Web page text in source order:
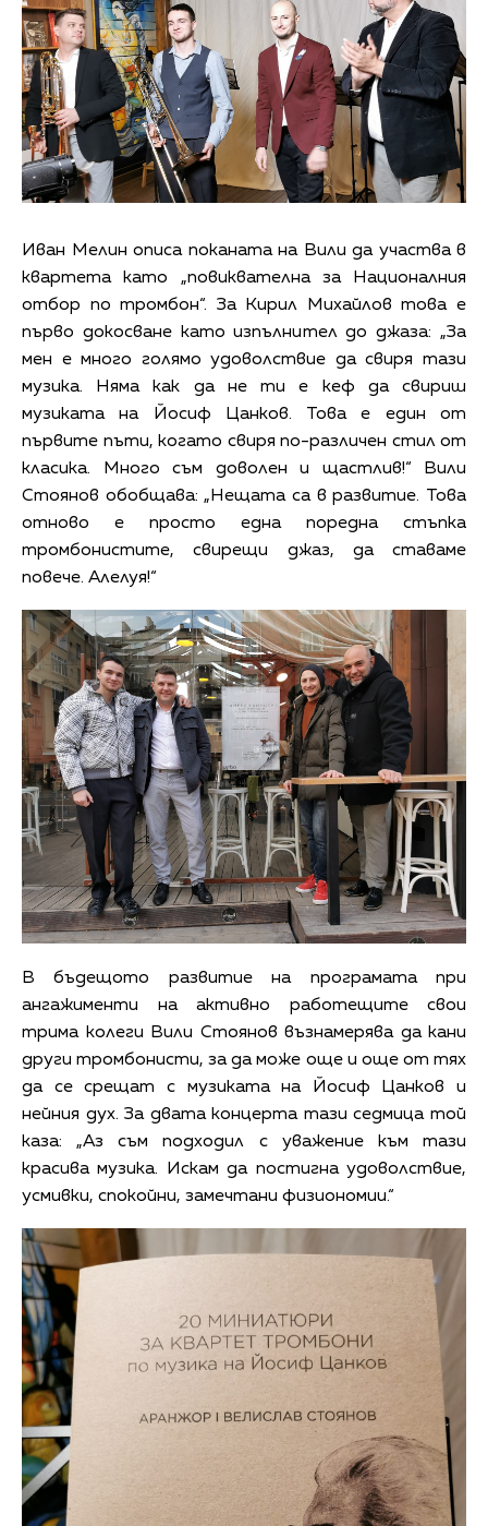
Иван Мелин описа поканата на Вили да участва в
квартета като „повиквателна за Националния
отбор по тромбон“. За Кирил Михайлов това е
първо докосване като изпълнител до джаза: „За
мен е много голямо удоволствие да свиря тази
музика. Няма как да не ти е кеф да свириш
музиката на Йосиф Цанков. Това е един от
първите пъти, когато свиря по-различен стил от
класика. Много съм доволен и щастлив!“ Вили
Стоянов обобщава: „Нещата са в развитие. Това
отново е просто една поредна стъпка
тромбонистите, свирещи джаз, да ставаме
повече. Алелуя!“
В бъдещото развитие на програмата при
ангажименти на активно работещите свои
трима колеги Вили Стоянов възнамерява да кани
други тромбонисти, за да може още и още от тях
да се срещат с музиката на Йосиф Цанков и
нейния дух. За двата концерта тази седмица той
каза: „Аз съм подходил с уважение към тази
красива музика. Искам да постигна удоволствие,
усмивки, спокойни, замечтани физиономии.“